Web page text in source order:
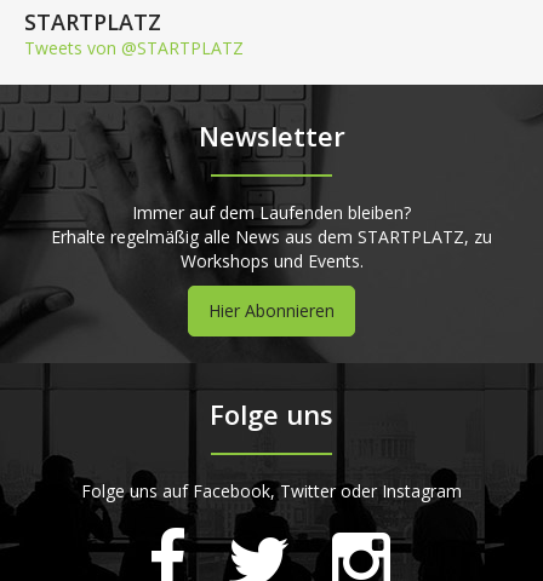
STARTPLATZ
Tweets von @STARTPLATZ
Newsletter
Immer auf dem Laufenden bleiben?
Erhalte regelmäßig alle News aus dem STARTPLATZ, zu
Workshops und Events.
Hier Abonnieren
Folge uns
Folge uns auf Facebook, Twitter oder Instagram